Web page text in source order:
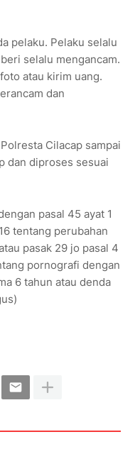
pelaku. Pelaku selalu
selalu mengancam.
atau kirim uang.
dan
Cilacap sampai
dan diproses sesuai
pasal 45 ayat 1
tentang perubahan
pasak 29 jo pasal 4
pornografi dengan
6 tahun atau denda